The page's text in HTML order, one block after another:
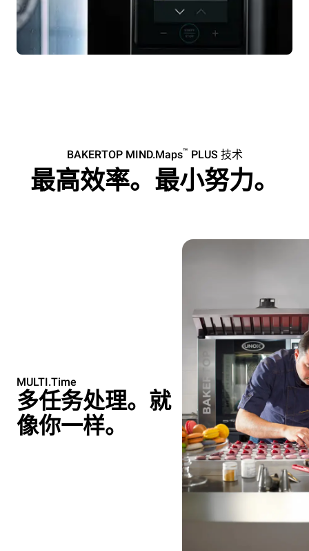
BAKERTOP MIND.Maps™ PLUS 技术
最高效率。最小努力。
MULTI.Time
多任务处理。就
像你一样。